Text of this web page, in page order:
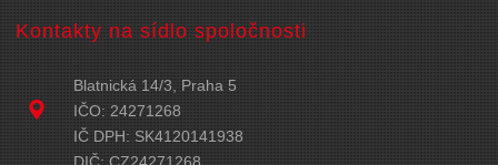
Kontakty na sídlo spoločnosti
Blatnická 14/3, Praha 5
IČO: 24271268
IČ DPH: SK4120141938
DIČ: CZ24271268